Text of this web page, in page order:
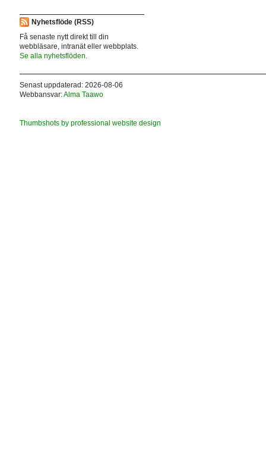
Nyhetsflöde (RSS)
Få senaste nytt direkt till din
webbläsare, intranät eller webbplats.
Se alla nyhetsflöden.
Senast uppdaterad: 2026-08-06
Webbansvar:Alma Taawo
Thumbshots by professional website design